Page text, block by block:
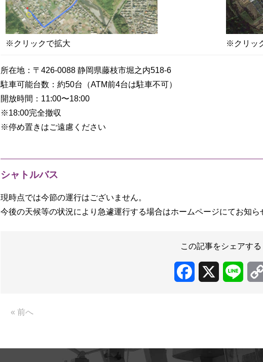
※クリックで拡大 ※クリッ
所在地：〒426-0088 静岡県藤枝市堀之内518-6
駐車可能台数：約50台（ATM前4台は駐車不可）
開放時間：11:00〜18:00
※18:00完全撤収
※停め置きはご遠慮ください
シャトルバス
現時点では今節の運行はございません。
今後の天候等の状況により急遽運行する場合はホームページにてお知ら
この記事をシェアする
Facebook Line
« 前へ